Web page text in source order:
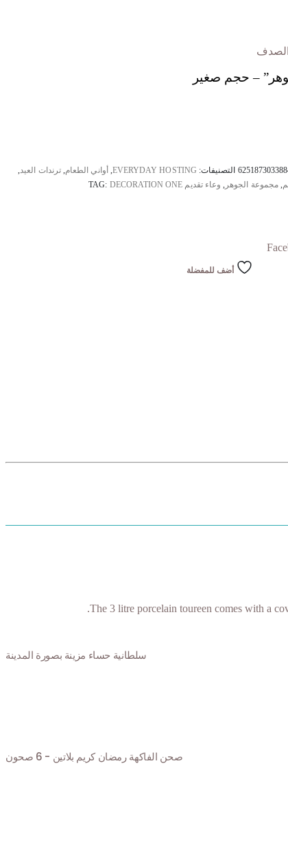
– حجم صغير
التصنيفات: EVERYDAY HOSTING
,أواني الطعام,ترندات العيد,
,مجموعة الجوهر , وعاء تقديم TAG: DECORATION ONE
أضف للمفضلة
سلطانية حساء مزينة بصورة المدينة
صحن الفاكهة رمضان كريم بلاتين - 6 صحون